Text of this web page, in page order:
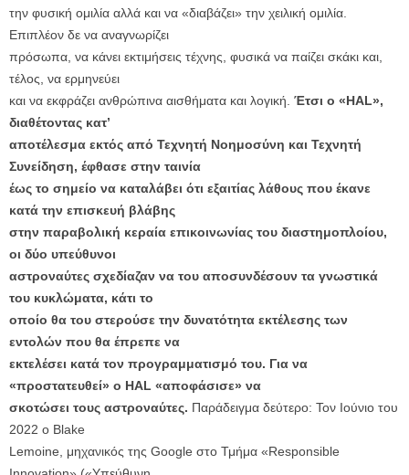
την φυσική ομιλία αλλά και να «διαβάζει» την χειλική ομιλία.
Επιπλέον δε να αναγνωρίζει
πρόσωπα, να κάνει εκτιμήσεις τέχνης, φυσικά να παίζει σκάκι και,
τέλος, να ερμηνεύει
και να εκφράζει ανθρώπινα αισθήματα και λογική. Έτσι ο «HAL»,
διαθέτοντας κατ’
αποτέλεσμα εκτός από Τεχνητή Νοημοσύνη και Τεχνητή
Συνείδηση, έφθασε στην ταινία
έως το σημείο να καταλάβει ότι εξαιτίας λάθους που έκανε
κατά την επισκευή βλάβης
στην παραβολική κεραία επικοινωνίας του διαστημοπλοίου,
οι δύο υπεύθυνοι
αστροναύτες σχεδίαζαν να του αποσυνδέσουν τα γνωστικά
του κυκλώματα, κάτι το
οποίο θα του στερούσε την δυνατότητα εκτέλεσης των
εντολών που θα έπρεπε να
εκτελέσει κατά τον προγραμματισμό του. Για να
«προστατευθεί» ο HAL «αποφάσισε» να
σκοτώσει τους αστροναύτες. Παράδειγμα δεύτερο: Τον Ιούνιο του
2022 ο Blake
Lemoine, μηχανικός της Google στο Τμήμα «Responsible